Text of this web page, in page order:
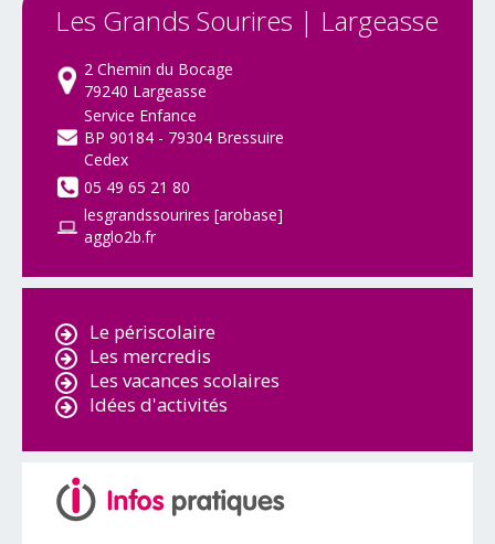
Les Grands Sourires | Largeasse
2 Chemin du Bocage
79240 Largeasse
Service Enfance
BP 90184 - 79304 Bressuire
Cedex
05 49 65 21 80
lesgrandssourires [arobase]
agglo2b.fr
Le périscolaire
Les mercredis
Les vacances scolaires
Idées d'activités